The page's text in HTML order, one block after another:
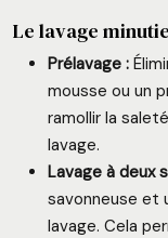
Le lavage
Prélavage :
mousse ou un
ramollir la
lavage.
Lavage à deux
savonneuse et
lavage. Cela